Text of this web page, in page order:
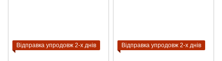
Відправка упродовж 2-х днів Відправка упродовж 2-х днів